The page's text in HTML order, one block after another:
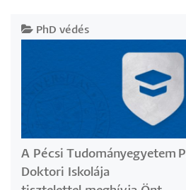
PhD védés
A Pécsi Tudományegyetem
Doktori Iskolája